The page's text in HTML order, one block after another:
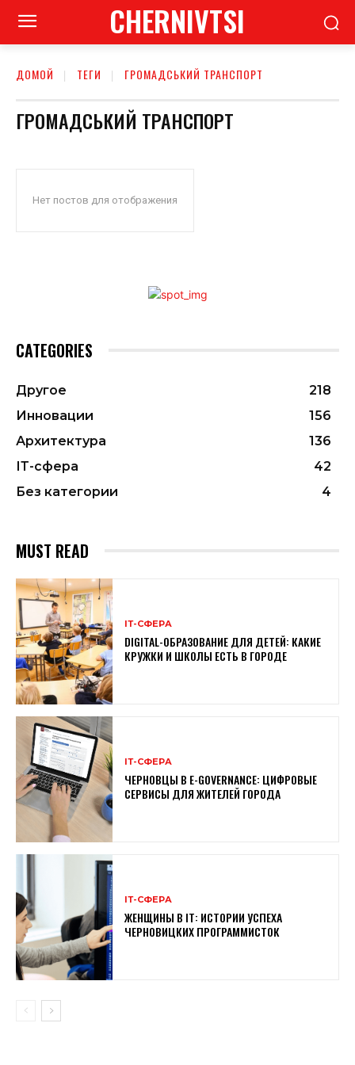
CHERNIVTSI
ДОМОЙ ТЕГИ ГРОМАДСЬКИЙ ТРАНСПОРТ
ГРОМАДСЬКИЙ ТРАНСПОРТ
Нет постов для отображения
CATEGORIES
Другое
218
Инновации
156
Архитектура
136
ІТ-сфера
42
Без категории
4
MUST READ
ІТ-СФЕРА
DIGITAL-ОБРАЗОВАНИЕ ДЛЯ ДЕТЕЙ: КАКИЕ
КРУЖКИ И ШКОЛЫ ЕСТЬ В ГОРОДЕ
ІТ-СФЕРА
ЧЕРНОВЦЫ В E-GOVERNANCE: ЦИФРОВЫЕ
СЕРВИСЫ ДЛЯ ЖИТЕЛЕЙ ГОРОДА
ІТ-СФЕРА
ЖЕНЩИНЫ В ІТ: ИСТОРИИ УСПЕХА
ЧЕРНОВИЦКИХ ПРОГРАММИСТОК